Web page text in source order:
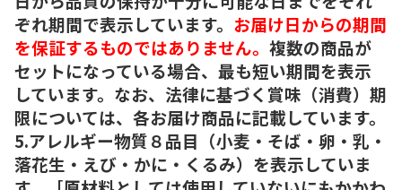
ぞれ期間で表示しています。 お届け日からの期間
を保証するものではありません。 複数の商品が
セットになっている場合、最も短い期間を表示
しています。なお、法律に基づく賞味（消費）期
限については、各お届け商品に記載しています。
5.アレルギー物質８品目（小麦・そば・卵・乳・
落花生・えび・かに・くるみ）を表示していま